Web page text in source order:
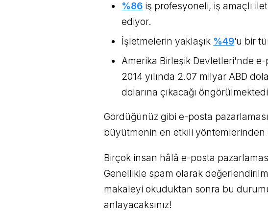
%86 iş profesyoneli, iş amaçlı
ediyor.
İşletmelerin yaklaşık %49’u bir
Amerika Birleşik Devletleri'nde
2014 yılında 2.07 milyar ABD
dolarına çıkacağı
Gördüğünüz gibi e-posta
büyütmenin en etkili yöntemlerinden
Birçok insan hâlâ e-posta
Genellikle spam olarak
makaleyi okuduktan sonra bu
anlayacaksınız!